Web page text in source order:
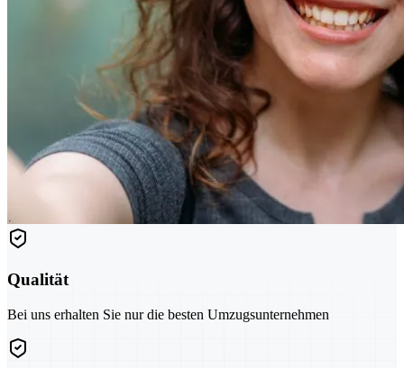
Qualität
Bei uns erhalten Sie nur die besten Umzugsunternehmen